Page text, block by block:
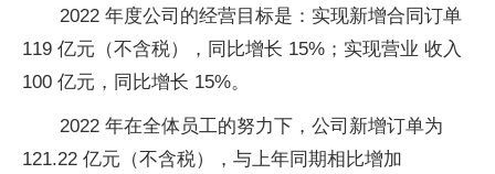
2022 年度公司的经营目标是：实现新增合同订单
119 亿元（不含税），同比增长 15%；实现营业 收入
100 亿元，同比增长 15%。
2022 年在全体员工的努力下，公司新增订单为
121.22 亿元（不含税），与上年同期相比增加